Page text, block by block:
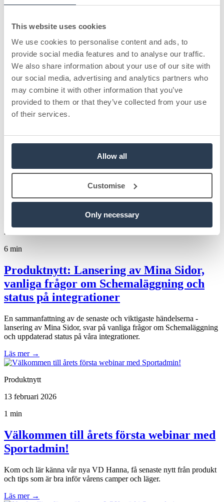
This website uses cookies
We use cookies to personalise content and ads, to
provide social media features and to analyse our traffic.
We also share information about your use of our site with
our social media, advertising and analytics partners who
may combine it with other information that you’ve
provided to them or that they’ve collected from your use
of their services.
Allow all
Customise
Only necessary
Läs mer→
Produktnytt
28 april 2026
5 min
Vanliga frågor & svar om nya
De vanligaste frågorna och svaren om nya Familjemedlemskap,
samlade från vårt webinar: vem som ingår i en familj, vem som
27 februari 2026
6 min
Produktnytt: Lansering av Mina Sidor,
vanliga frågor om Schemaläggning och
status på integrationer
En sammanfattning av de senaste och viktigaste händelserna -
lansering av Mina Sidor, svar på vanliga frågor om Schemaläggning
och uppdaterad status på våra integrationer.
Läs mer →
Produktnytt
13 februari 2026
1 min
Välkommen till årets första webinar med
Sportadmin!
Kom och lär känna vår nya VD Hanna, få senaste nytt från produkt
och tips som är bra inför vårens camper och läger.
Läs mer →